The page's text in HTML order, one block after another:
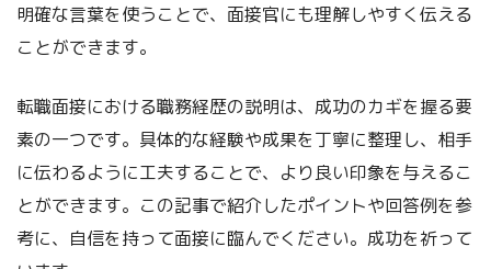
明確な言葉を使うことで、面接官にも理解しやすく伝える
ことができます。
転職面接における職務経歴の説明は、成功のカギを握る要
素の一つです。具体的な経験や成果を丁寧に整理し、相手
に伝わるように工夫することで、より良い印象を与えるこ
とができます。この記事で紹介したポイントや回答例を参
考に、自信を持って面接に臨んでください。成功を祈って